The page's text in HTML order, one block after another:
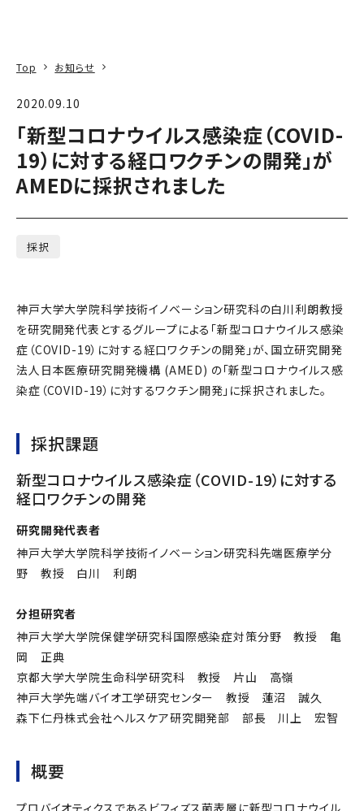
Top お知らせ
2020.09.10
「新型コロナウイルス感染症（COVID-
19）に対する経口ワクチンの開発」が
AMEDに採択されました
採択
神戸大学大学院科学技術イノベーション研究科の白川利朗教授
を研究開発代表とするグループによる「新型コロナウイルス感染
症（COVID-19）に対する経口ワクチンの開発」が、国立研究開発
法人日本医療研究開発機構 (AMED) の「新型コロナウイルス感
染症（COVID-19）に対するワクチン開発」に採択されました。
採択課題
新型コロナウイルス感染症（COVID-19）に対する
経口ワクチンの開発
研究開発代表者
神戸大学大学院科学技術イノベーション研究科先端医療学分
野 教授 白川 利朗
分担研究者
神戸大学大学院保健学研究科国際感染症対策分野 教授 亀
岡 正典
京都大学大学院生命科学研究科 教授 片山 高嶺
神戸大学先端バイオ工学研究センター 教授 蓮沼 誠久
森下仁丹株式会社ヘルスケア研究開発部 部長 川上 宏智
概要
プロバイオティクスであるビフィズス菌表層に新型コロナウイル